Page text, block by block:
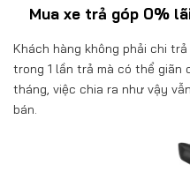
Mua xe trả góp 0%
Khách hàng không phải chi
trong 1 lần trả mà có thể giãn
tháng, việc chia ra như vậy
bán.